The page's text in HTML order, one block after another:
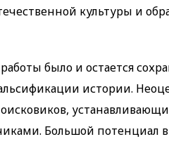
культуры и
было и остается
истории.
Большой потенциал